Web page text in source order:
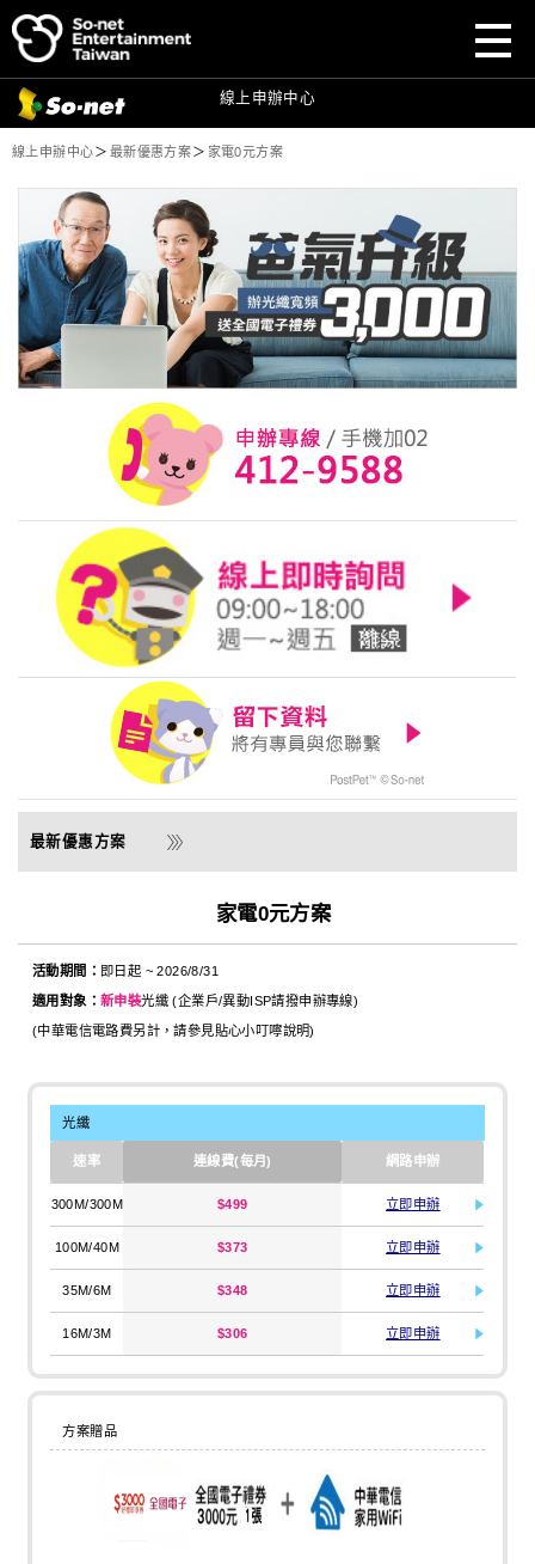
前往 So-net官網
前往 So-net官網
前往 So-net 目前頁面：
線上申辦中心
So-net 寬頻申辦方案：家電0元方案
線上申辦中心＞ 最新優惠方案＞ 家電0元方案
家電0元方案
活動期間： 即日起 ~ 2026/8/31
適用對象： 新申裝光纖 (企業戶/異動ISP請撥申辦專線)
(中華電信電路費另計，請參見貼心小叮嚀說明)
光纖
速率 連線費(每月) 網路申辦
300M/300M $499 立即申辦
100M/40M $373 立即申辦
35M/6M $348 立即申辦
16M/3M $306 立即申辦
方案贈品